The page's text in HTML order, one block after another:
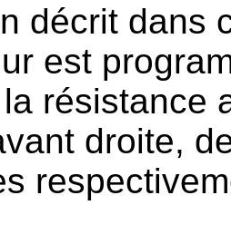
décrit dans
est
résistance
droite,